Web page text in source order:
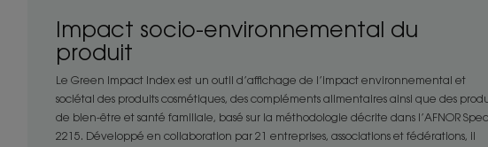
- Intensément nourrissante : riche en agents hautement nutritifs,
douche nourrit intensément et relipide l’épiderme dès
- Relaxante : sa texture crémeuse et parfumée transforme la
vrai moment de soin et de douceur
Impact socio-environnemental du
produit
Le Green Impact Index est un outil d’affichage de l’impact environnemental et
sociétal des produits cosmétiques, des compléments alimentaires ainsi que des
de bien-être et santé familiale, basé sur la méthodologie décrite dans l’AFNOR Spec
2215. Développé en collaboration par 21 entreprises, associations et fédérations, il